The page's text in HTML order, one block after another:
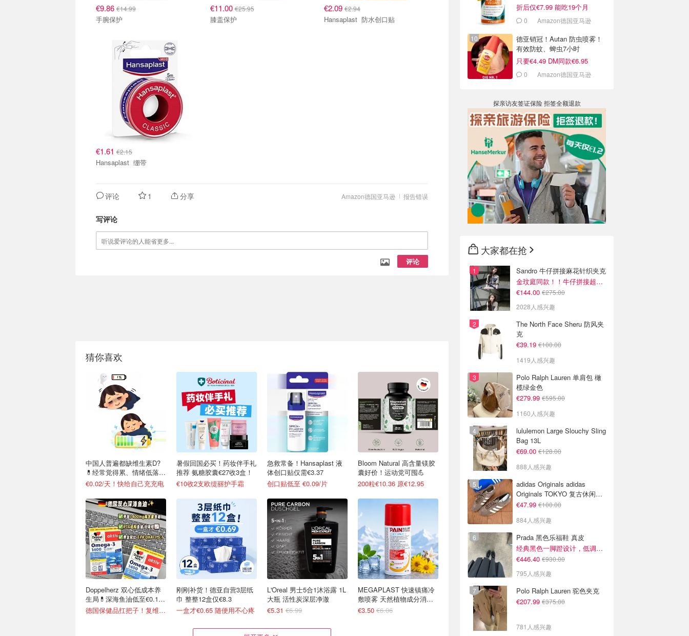
€9.86 €14.99
手腕保护
€11.00€25.95
膝盖保护
€2.09 €2.94
Hansaplast 防水创口贴
€1.61 €2.15
Hansaplast 绷带
报告错误
Amazon德国亚马逊
评论 1 分享
写评论
评论
猜你喜欢
中国人普遍都缺维生素D?
💊经常觉得累、情绪低落、
免疫力低
€0.02/天！快给自己充充电
Doppelherz 双心低成本养
生局💊深海鱼油低至€0.19/
天
德国保健品扛把子！复维片€4.4收
暑假回国必买！药妆伴手礼
推荐 氨糖胶囊€27收3盒！
€10收2支欧缇丽护手霜
刚刚补货！德亚自营3层纸
巾 整整12盒仅€8.3
一盒才€0.65 随便用不心疼
急救常备！Hansaplast 液
体创口贴仅需€3.37
创口贴低至 €0.09/片
L'Oreal 男士5合1沐浴露 1L
大瓶 活性炭深层净澈
€5.31 €6.99
Bloom Natural 高含量镁胶
囊好价！运动党可囤💪
200粒€10.36 原€12.95
MEGAPLAST 快速镇痛冷
敷喷雾 天然植物成分消肿
化瘀
€3.50 €6.06
折后仅€7.99 能吃19个月
0 Amazon德国亚马逊
德亚销冠！Autan 防虫喷雾！
有效防蚊、蜱虫7小时
只要€4.49 DM同款€6.95
0 Amazon德国亚马逊
探亲访友签证保险 拒签全额退款
大家都在抢
Sandro 牛仔拼接麻花针织夹克
金玟庭同款！！牛仔拼接超有层次感
€144.00 €275.00
2028人感兴趣
The North Face Sheru 防风夹
克
€39.19 €100.00
1419人感兴趣
Polo Ralph Lauren 单肩包 橄
榄绿金色
€279.99 €595.00
1160人感兴趣
lululemon Large Slouchy Sling
Bag 13L
€69.00 €128.00
888人感兴趣
adidas Originals adidas
Originals TOKYO 复古休闲鞋
深棕色
€47.99 €100.00
884人感兴趣
Prada 黑色乐福鞋 真皮
经典黑色一脚蹬设计，低调百搭又高级
€446.40 €930.00
795人感兴趣
Polo Ralph Lauren 驼色夹克
€207.99 €375.00
781人感兴趣